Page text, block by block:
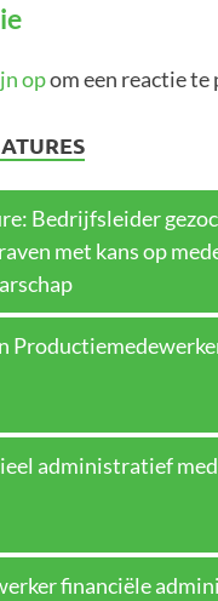
opom een reactie te
Bedrijfsleider
met kans op
administratief
financiële